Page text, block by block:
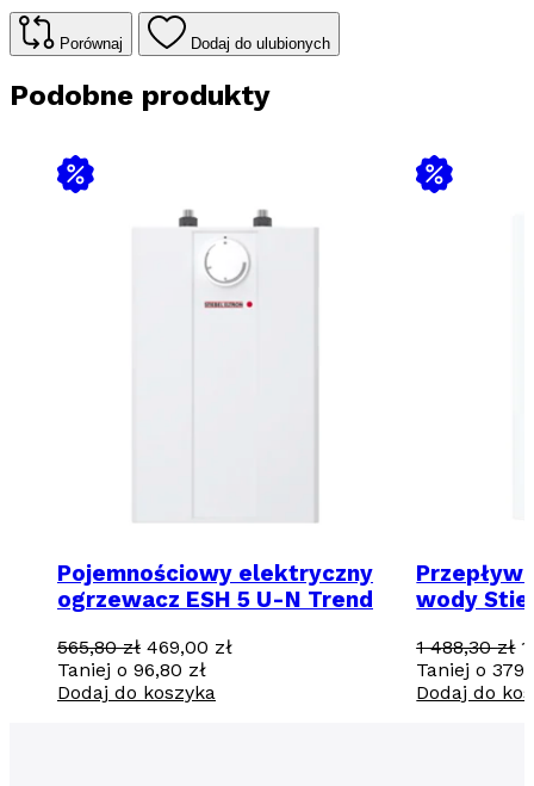
EIL
Premium
Porównaj Dodaj do ulubionych
Podobne produkty
Pojemnościowy elektryczny
ogrzewacz ESH 5 U-N Trend
565,80zł Pierwotna
cena
wynosiła:
469,00 złAktualna
Taniej o 96,80 zł
Dodaj do koszyka
wody
1 488,30zł
Taniej o
Dodaj do